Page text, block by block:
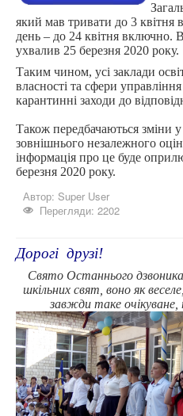
який мав тривати до 3
день – до 24 квітня включно.
ухвалив 25 березня 2020 року.
Таким чином, усі заклади
власності та сфери
карантинні заходи до
Також передбачаються зміни
зовнішнього незалежного
інформація про це буде
березня 2020 року.
Автор: Super User
Перегляди: 2202
Дорогі друзі!
Свято Останнього дзвоника
шкільних свят, воно як
завжди таке